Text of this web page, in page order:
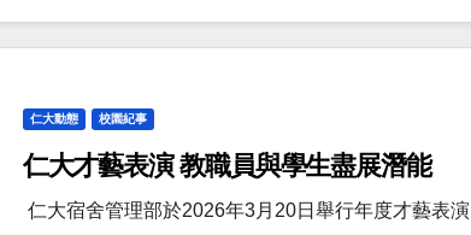
仁大動態 校園紀事
仁大才藝表演 教職員與學生盡展潛能
仁大宿舍管理部於2026年3月20日舉行年度才藝表演